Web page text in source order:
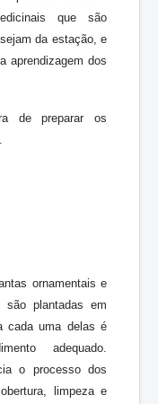
que são
da estação, e
aprendizagem dos
de preparar os
ornamentais e
são plantadas em
cada uma delas é
adequado.
o processo dos
limpeza e